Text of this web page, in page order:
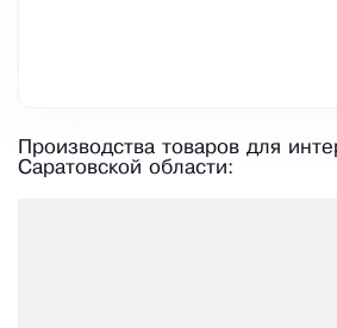
Производства товаров для
Саратовской области: